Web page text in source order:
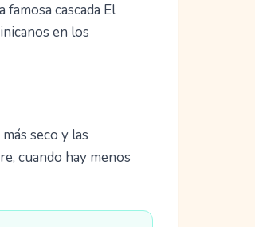
cascada El
en los
seco y las
cuando hay menos